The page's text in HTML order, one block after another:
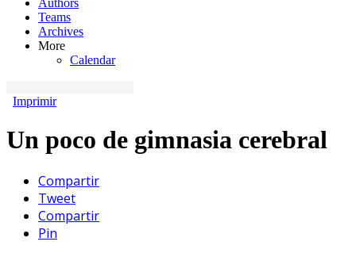
Authors
Teams
Archives
More
Calendar
Imprimir
Un poco de gimnasia cerebral
Compartir
Tweet
Compartir
Pin